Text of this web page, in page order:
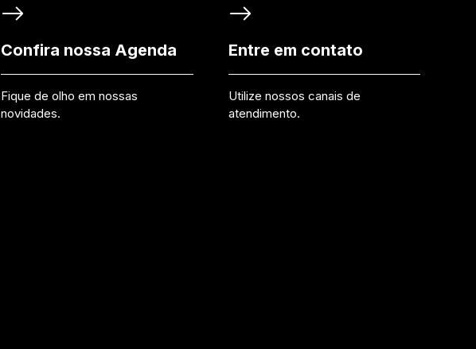
Confira nossa Agenda
Fique de olho em nossas
novidades.
Entre em contato
Utilize nossos canais de
atendimento.